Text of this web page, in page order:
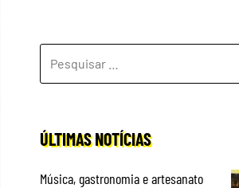
POR:
ÚLTIMAS NOTÍCIAS
Música, gastronomia e artesanato